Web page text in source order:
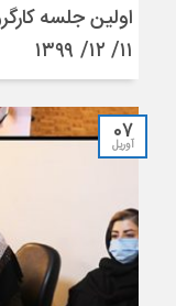
اولین جلسه
۱۱/ ۱۲/ ۱۳۹۹
07
آوریل